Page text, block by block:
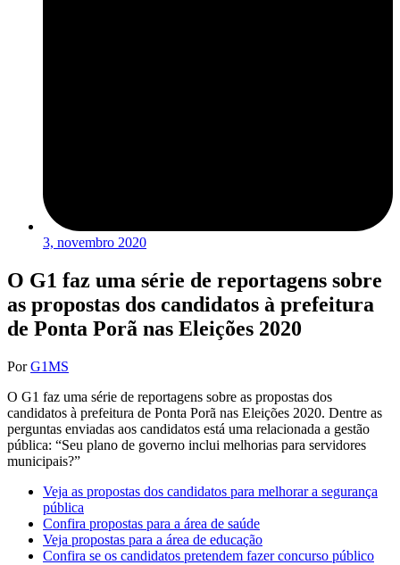
3, novembro 2020
O G1 faz uma série de reportagens sobre
as propostas dos candidatos à prefeitura
de Ponta Porã nas Eleições 2020
PorG1MS
O G1 faz uma série de reportagens sobre as propostas dos
candidatos à prefeitura de Ponta Porã nas Eleições 2020. Dentre as
perguntas enviadas aos candidatos está uma relacionada a gestão
pública: “Seu plano de governo inclui melhorias para servidores
municipais?”
Veja as propostas dos candidatos para melhorar a segurança
pública
Confira propostas para a área de saúde
Veja propostas para a área de educação
Confira se os candidatos pretendem fazer concurso público